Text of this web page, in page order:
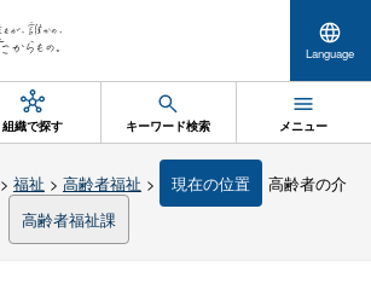
Language
組織で探す キーワード検索 メニュー
> 福祉 > 高齢者福祉 > 現在の位置
高齢者の介
高齢者福祉課